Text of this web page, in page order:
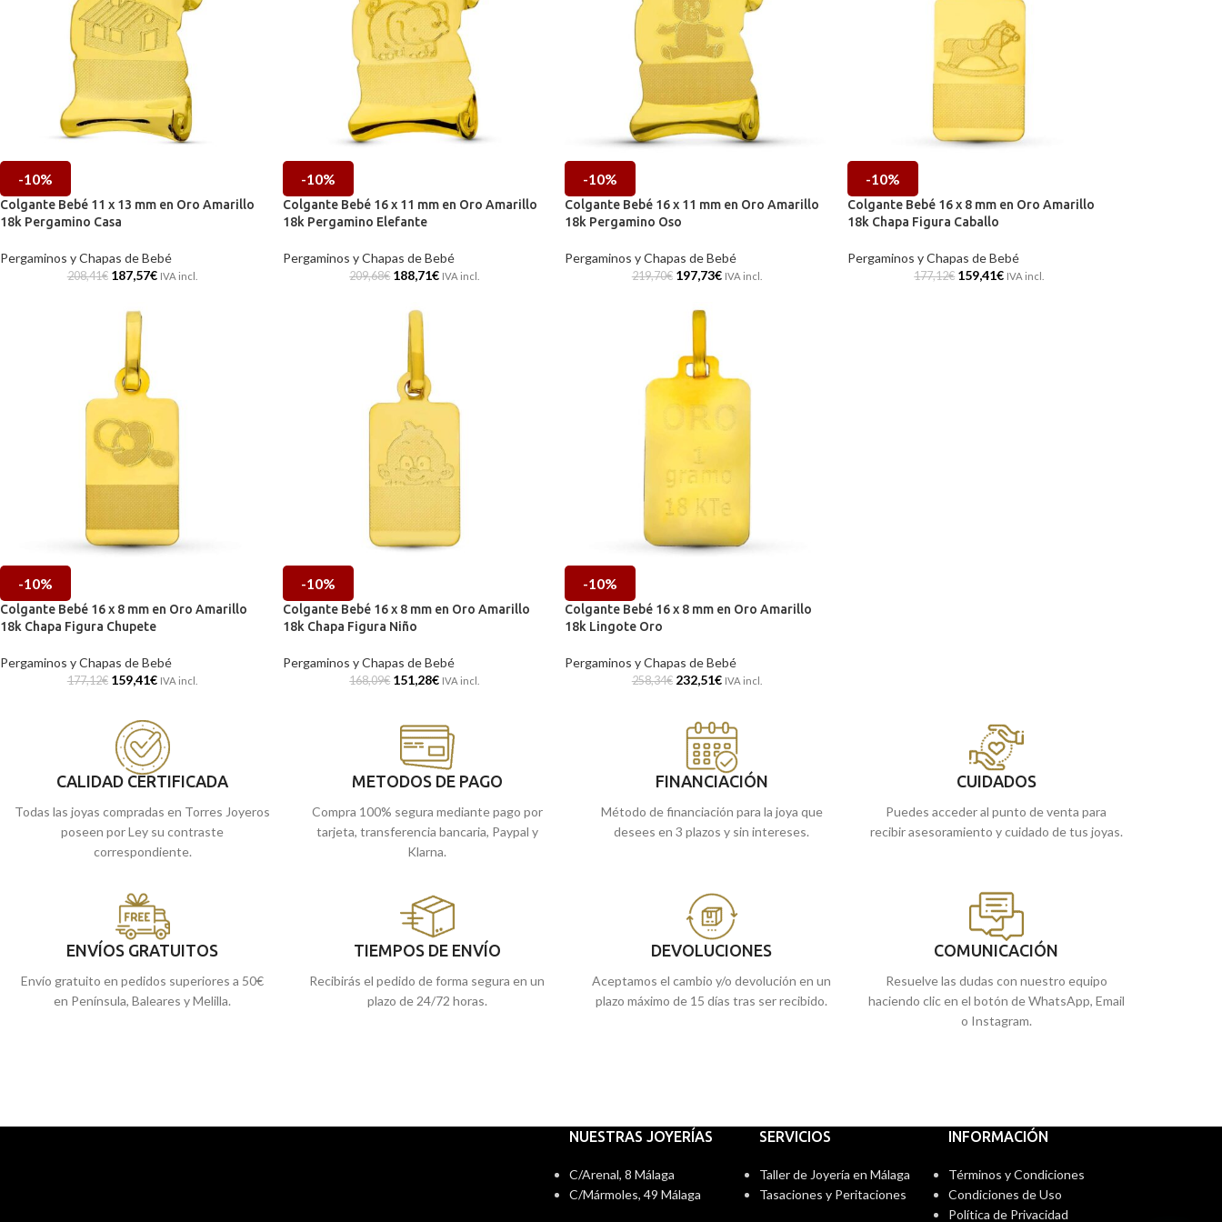
-10%
Colgante Bebé 11 x 13 mm en Oro Amarillo
18k Pergamino Casa
Pergaminos y Chapas de Bebé
208,41€ 187,57€ IVA incl.
-10%
Colgante Bebé 16 x 11 mm en Oro Amarillo
18k Pergamino Elefante
Pergaminos y Chapas de Bebé
209,68€ 188,71€ IVA incl.
-10%
Colgante Bebé 16 x 11 mm en Oro Amarillo
18k Pergamino Oso
Pergaminos y Chapas de Bebé
219,70€ 197,73€ IVA incl.
-10%
Colgante Bebé 16 x 8 mm en Oro Amarillo
18k Chapa Figura Caballo
Pergaminos y Chapas de Bebé
177,12€ 159,41€ IVA incl.
-10%
Colgante Bebé 16 x 8 mm en Oro Amarillo
18k Chapa Figura Chupete
Pergaminos y Chapas de Bebé
177,12€ 159,41€ IVA incl.
-10%
Colgante Bebé 16 x 8 mm en Oro Amarillo
18k Chapa Figura Niño
Pergaminos y Chapas de Bebé
168,09€ 151,28€ IVA incl.
-10%
Colgante Bebé 16 x 8 mm en Oro Amarillo
18k Lingote Oro
Pergaminos y Chapas de Bebé
258,34€ 232,51€ IVA incl.
CALIDAD CERTIFICADA
Todas las joyas compradas en Torres Joyeros
poseen por Ley su contraste
correspondiente.
METODOS DE PAGO
Compra 100% segura mediante pago por
tarjeta, transferencia bancaria, Paypal y
Klarna.
FINANCIACIÓN
Método de financiación para la joya que
desees en 3 plazos y sin intereses.
CUIDADOS
Puedes acceder al punto de venta para
recibir asesoramiento y cuidado de tus joyas.
ENVÍOS GRATUITOS
Envío gratuito en pedidos superiores a 50€
en Península, Baleares y Melilla.
TIEMPOS DE ENVÍO
Recibirás el pedido de forma segura en un
plazo de 24/72 horas.
DEVOLUCIONES
Aceptamos el cambio y/o devolución en un
plazo máximo de 15 días tras ser recibido.
COMUNICACIÓN
Resuelve las dudas con nuestro equipo
haciendo clic en el botón de WhatsApp, Email
o Instagram.
NUESTRAS JOYERÍAS
C/Arenal, 8 Málaga
C/Mármoles, 49 Málaga
SERVICIOS
Taller de Joyería en Málaga
Tasaciones y Peritaciones
INFORMACIÓN
Términos y Condiciones
Condiciones de Uso
Política de Privacidad